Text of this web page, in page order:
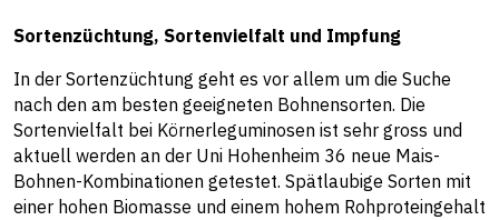
Sortenzüchtung, Sortenvielfalt und Impfung
In der Sortenzüchtung geht es vor allem um die Suche
nach den am besten geeigneten Bohnensorten. Die
Sortenvielfalt bei Körnerleguminosen ist sehr gross und
aktuell werden an der Uni Hohenheim 36 neue Mais-
Bohnen-Kombinationen getestet. Spätlaubige Sorten mit
einer hohen Biomasse und einem hohem Rohproteingehalt